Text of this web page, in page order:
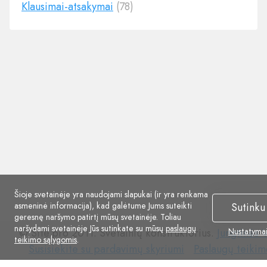
Klausimai-atsakymai (78)
© Site.pro 2011. Svetainių konstruktorius. Jungtinės
Susisiekite
Susisiekite su pardavimų skyriumi Paslaugų
Šioje svetainėje yra naudojami slapukai (ir yra renkama
asmeninė informacija), kad galėtume Jums suteikti
geresnę naršymo patirtį mūsų svetainėje. Toliau
naršydami svetainėje Jūs sutinkate su mūsų paslaugų
teikimo sąlygomis.
Sutinku
Nustatymai